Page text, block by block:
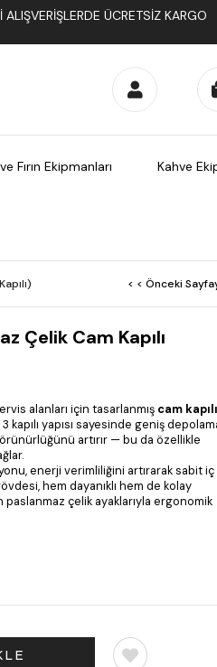
ÜCRETSIZ KARGO
Fırın Ekipmanları Kahve
< < Önceki
Çelik Cam Kapılı
alanları için tasarlanmış cam kapılı
kapılı yapısı sayesinde geniş
artırır — bu da özellikle
enerji verimliliğini artırarak sabit iç
hem dayanıklı hem de kolay
çelik ayaklarıyla ergonomik